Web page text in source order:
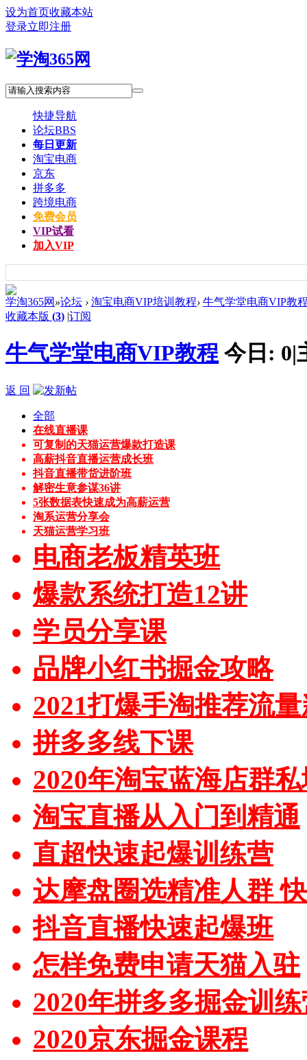
设为首页收藏本站
登录立即注册
快捷导航
论坛BBS
每日更新
淘宝电商
京东
拼多多
跨境电商
免费会员
VIP试看
加入VIP
学淘365网 »论坛 › 淘宝电商VIP培训教程› 牛气学堂电商VIP教
收藏本版 (3) |订阅
牛气学堂电商VIP教程 今日: 0|
返 回
全部
在线直播课
可复制的天猫运营爆款打造课
高薪抖音直播运营成长班
抖音直播带货进阶班
解密生意参谋36讲
5张数据表快速成为高薪运营
淘系运营分享会
天猫运营学习班
电商老板精英班
爆款系统打造12讲
学员分享课
品牌小红书掘金攻略
2021打爆手淘推荐流
拼多多线下课
2020年淘宝蓝海店群
淘宝直播从入门到精通
直超快速起爆训练营
达摩盘圈选精准人群
抖音直播快速起爆班
怎样免费申请天猫入驻
2020年拼多多掘金训
2020京东掘金课程